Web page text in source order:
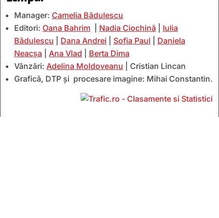
Manager: Camelia Bădulescu
Editori: Oana Bahrim Nadia Ciochină
Iulia
Bădulescu
Dana Andrei Sofia Paul
Daniela
Neacșa
Ana Vlad
Berta Dima
Vânzări: Adelina Moldoveanu | Cristian Lincan
Grafică, DTP și procesare imagine: Mihai Constantin.